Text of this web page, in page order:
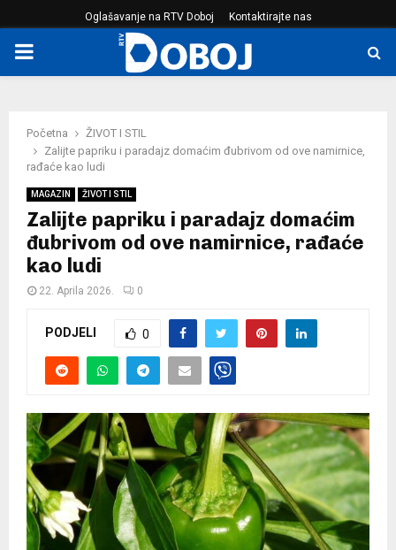
Oglašavanje na RTV Doboj Kontaktirajte nas
PRIMARY
Početna
ŽIVOT I STIL
Zalijte papriku i paradajz domaćim đubrivom od ove namirnice,
rađaće kao ludi
MAGAZIN ŽIVOT I STIL
Zalijte papriku i paradajz domaćim
đubrivom od ove namirnice, rađaće
kao ludi
22. Aprila 2026. 0
PODJELI 0